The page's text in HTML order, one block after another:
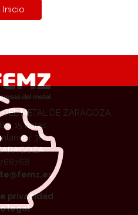
Inicio
DEL METAL DE ZARAGOZA
a 15 horas
36
privacidad
legal